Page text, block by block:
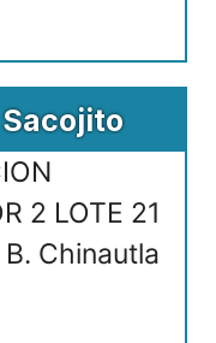
2 LOTE 21
Chinautla